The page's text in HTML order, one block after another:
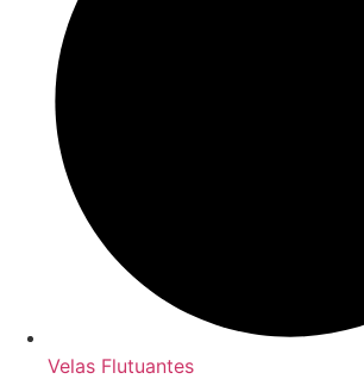
Velas Flutuantes